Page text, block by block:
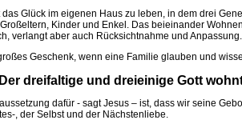
das Glück im eigenen Haus zu leben, in dem drei
Großeltern, Kinder und Enkel. Das beieinander
verlangt aber auch Rücksichtnahme und Anpassung.
Geschenk, wenn eine Familie glauben und
dreifaltige und dreieinige Gott
dafür - sagt Jesus – ist, dass wir seine
, der Selbst und der Nächstenliebe.